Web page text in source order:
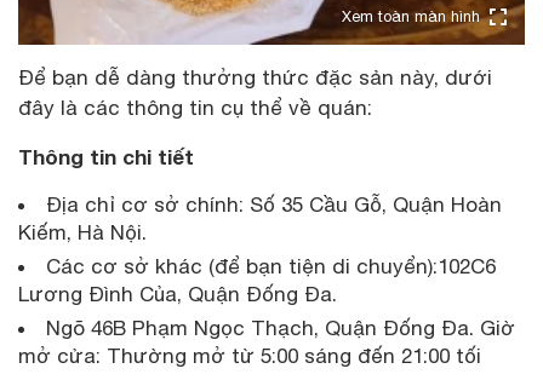
Xem toàn màn hình
Để bạn dễ dàng thưởng thức đặc sản này, dưới
đây là các thông tin cụ thể về quán:
Thông tin chi tiết
Địa chỉ cơ sở chính: Số 35 Cầu Gỗ, Quận Hoàn
Kiếm, Hà Nội.
Các cơ sở khác (để bạn tiện di chuyển):102C6
Lương Đình Của, Quận Đống Đa.
Ngõ 46B Phạm Ngọc Thạch, Quận Đống Đa. Giờ
mở cửa: Thường mở từ 5:00 sáng đến 21:00 tối